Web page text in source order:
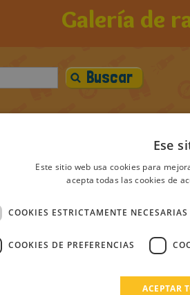
Galería de
los ratolibros de Nikky
Ese
Este sitio web usa cookies para
acepta todas las cookies de
COOKIES ESTRICTAMENTE NECESARIAS
COOKIES DE PREFERENCIAS
ACEPTAR